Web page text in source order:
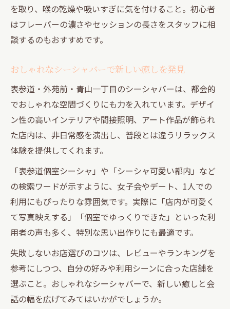
を取り、喉の乾燥や吸いすぎに気を付けること。初心者
はフレーバーの濃さやセッションの長さをスタッフに相
談するのもおすすめです。
おしゃれなシーシャバーで新しい癒しを発見
表参道・外苑前・青山一丁目のシーシャバーは、都会的
でおしゃれな空間づくりにも力を入れています。デザイ
ン性の高いインテリアや間接照明、アート作品が飾られ
た店内は、非日常感を演出し、普段とは違うリラックス
体験を提供してくれます。
「表参道個室シーシャ」や「シーシャ可愛い都内」など
の検索ワードが示すように、女子会やデート、1人での
利用にもぴったりな雰囲気です。実際に「店内が可愛く
て写真映えする」「個室でゆっくりできた」といった利
用者の声も多く、特別な思い出作りにも最適です。
失敗しないお店選びのコツは、レビューやランキングを
参考にしつつ、自分の好みや利用シーンに合った店舗を
選ぶこと。おしゃれなシーシャバーで、新しい癒しと会
話の幅を広げてみてはいかがでしょうか。